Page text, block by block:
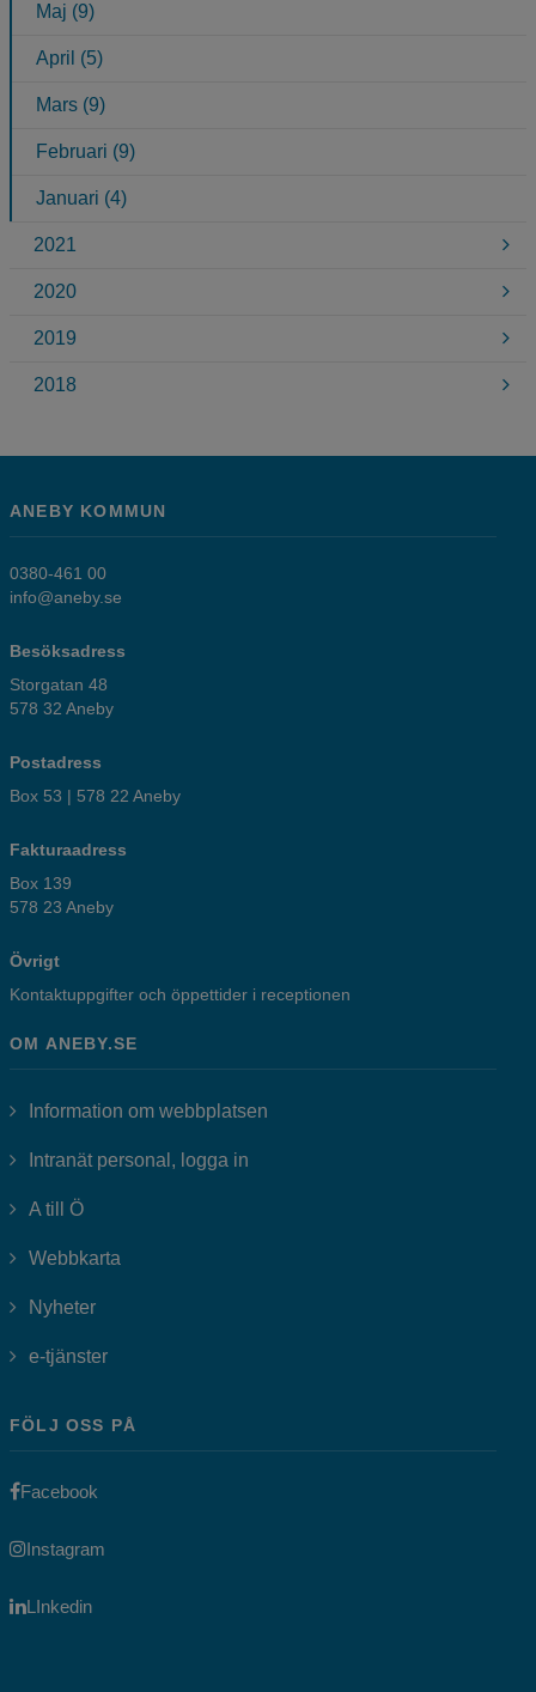
Maj (9)
April (5)
Mars (9)
Februari (9)
Januari (4)
2021
2020
2019
2018
ANEBY KOMMUN
0380-461 00
info@aneby.se
Besöksadress
Storgatan 48
578 32 Aneby
Postadress
Box 53 | 578 22 Aneby
Fakturaadress
Box 139
578 23 Aneby
Övrigt
Kontaktuppgifter och öppettider i receptionen
OM ANEBY.SE
Information om webbplatsen
Intranät personal, logga in
A till Ö
Webbkarta
Nyheter
e-tjänsterLänk till annan webbplats, öppnas i nytt fönster.
FÖLJ OSS PÅ
Facebook
Instagram
LInkedinLänk till annan webbplats, öppnas i nytt fönster.